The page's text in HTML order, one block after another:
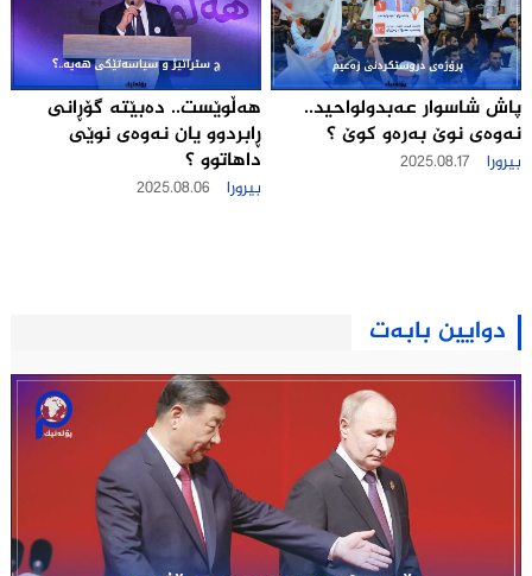
پاش شاسوار عه‌بدولواحید..
نه‌وه‌ی نوێ به‌ره‌و كوێ ؟
بیرورا 2025.08.17
هەڵوێست.. ده‌بێته‌ گۆڕانی
ڕابردوو یان نه‌وه‌ی نوێی
داهاتوو ؟
بیرورا 2025.08.06
دوایین بابەت